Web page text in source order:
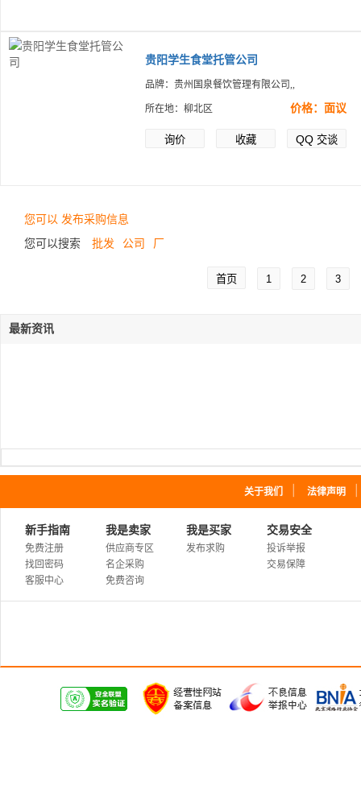
贵阳学生食堂托管公司
品牌：贵州国泉餐饮管理有限公司,,
所在地：柳北区 价格：面议
询价 收藏 QQ 交谈
您可以 发布采购信息
您可以搜索
批发 公司 厂
首页 1 2 3
最新资讯
关于我们 法律声明
新手指南
免费注册
找回密码
客服中心
我是卖家
供应商专区
名企采购
免费咨询
我是买家
发布求购
交易安全
投诉举报
交易保障